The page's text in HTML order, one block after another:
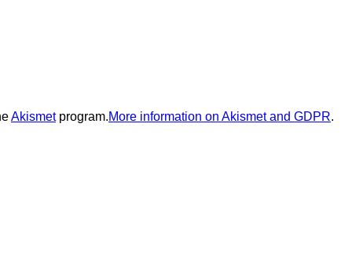
Akismetprogram.More information on Akismet and GDPR.